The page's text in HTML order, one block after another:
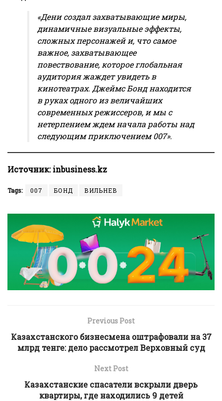
«Дени создал захватывающие миры,
динамичные визуальные эффекты,
сложных персонажей и, что самое
важное, захватывающее
повествование, которое глобальная
аудитория жаждет увидеть в
кинотеатрах. Джеймс Бонд находится
в руках одного из величайших
современных режиссеров, и мы с
нетерпением ждем начала работы над
следующим приключением 007».
Источник:inbusiness.kz
Tags: 007 БОНД ВИЛЬНЕВ
Previous Post
Казахстанского бизнесмена оштрафовали на 37
млрд тенге: дело рассмотрел Верховный суд
Next Post
Казахстанские спасатели вскрыли дверь
квартиры, где находились 9 детей